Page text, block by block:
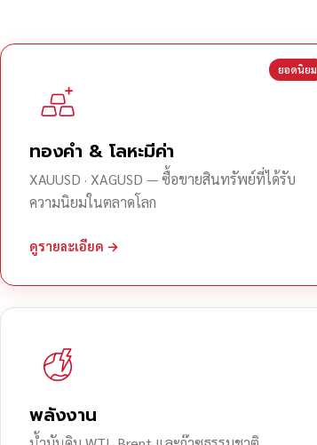
ยอดนิยม
ทองคำ & โลหะมีค่า
XAUUSD · XAGUSD — ซื้อขายสินทรัพย์ที่ได้รับ
ความนิยมในตลาดโลก
ดูรายละเอียด →
พลังงาน